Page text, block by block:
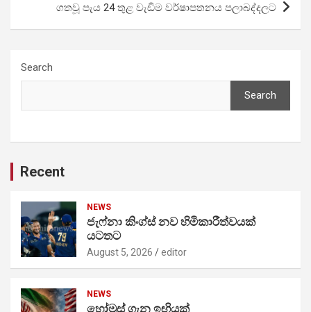
ගතවූ පැය 24 තුළ වැඩිම වර්ෂාපතනය පලාබද්දලට
Search
Search
Recent
NEWS
ජැෆ්නා කිංග්ස් නව හිමිකාරීත්වයක්
යටතට
August 5, 2026 editor
NEWS
හෝමුස් ගැන ඉඟියක්